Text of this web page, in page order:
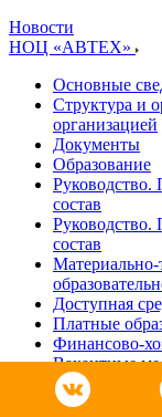
Новости
НОЦ «АВТЕХ»
Основные
Структура и
организацией
Документы
Образование
Руководство.
состав
Руководство.
состав
Материально-
Доступная
Платные
Финансово-
Вакантные
Отзывы
Календарь